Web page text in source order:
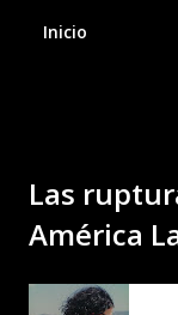
Inicio
Las
América